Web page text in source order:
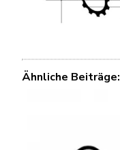
Ähnliche Beiträge: